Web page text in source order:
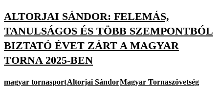
ALTORJAI SÁNDOR: FELEMÁS,
TANULSÁGOS ÉS TÖBB SZEMPONTBÓL
BIZTATÓ ÉVET ZÁRT A MAGYAR
TORNA 2025-BEN
magyar tornasportAltorjai SándorMagyar Tornaszövetség